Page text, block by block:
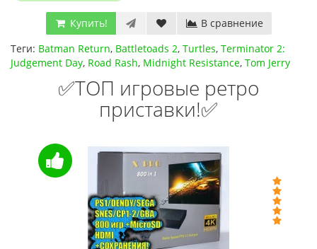
Купить!
В сравнение
Теги: Batman Return, Battletoads 2, Turtles, Terminator 2:
Judgement Day, Road Rash, Midnight Resistance, Tom Jerry
✅ТОП игровые ретро
приставки!✅